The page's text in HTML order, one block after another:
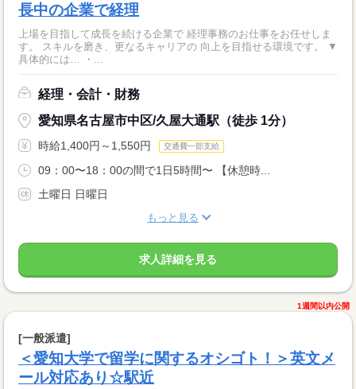
長中の企業で経理
上場を目指して成長を続ける企業で 経理事務のお仕事をお任せしま
す。 スキルを磨き、更なるキャリアの 向上を目指せる環境です。 ▼
具体的には… ・...
経理・会計・財務
愛知県名古屋市中区/久屋大通駅（徒歩 1分）
時給1,400円～1,550円 交通費一部支給
09：00〜18：00の間で1日5時間〜 【休憩時...
土曜日 日曜日
もっと見る
求人詳細を見る
1週間以内公開
[一般派遣]
＜愛知大学で留学に関するオシゴト！＞英文メ
ール対応あり☆駅近